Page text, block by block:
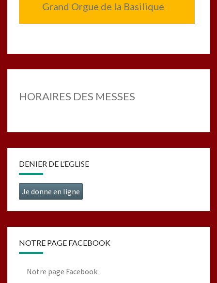
Grand Orgue de la Basilique
HORAIRES DES MESSES
DENIER DE L’EGLISE
Je donne en ligne
NOTRE PAGE FACEBOOK
Notre page Facebook